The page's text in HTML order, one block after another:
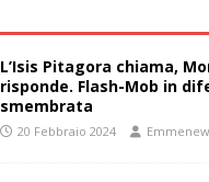
L’Isis Pitagora chiama,
risponde. Flash-Mob in
smembrata
20 Febbraio 2024